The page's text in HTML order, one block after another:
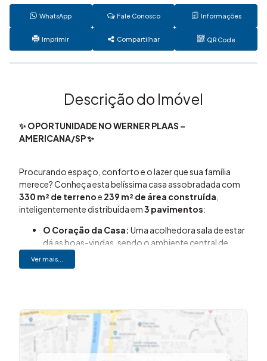
WhatsApp Fale Conosco Informações
Imprimir Compartilhar QR Code
Descrição do Imóvel
✨ OPORTUNIDADE NO WERNER PLAAS –
AMERICANA/SP ✨
Procurando espaço, conforto e o lazer que sua família
merece? Conheça esta belíssima casa assobradada com
330 m² de terrenoe 239 m² de área construída
inteligentemente distribuída em3 pavimentos:
O Coração da Casa: Uma acolhedora sala de estar
dá as boas-vindas, sendo o ambiente central de
convivência.
Piso Inferior (Lazer e Conforto):
🛋️ Ampla sala de
TV integrada a um charmoso jardim de inverno,
adega exclusiva (reversível para 4º dormitório),
Ver mais...